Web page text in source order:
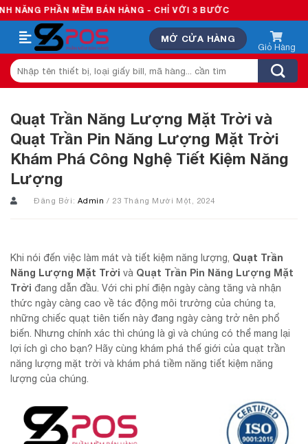
Skip
to
content
MỀM BÁN HÀNG - CHỈ VỚI 3 BƯỚC
MỞ CỬA HÀNG
Tìm
kiếm:
Quạt Trần Năng Lượng Mặt Trời và
Quạt Trần Pin Năng Lượng Mặt Trời
Khám Phá Công Nghệ Tiết Kiệm Năng
Lượng
Đăng Bởi: Admin/ 23 Tháng Mười Một, 2024
Khi nói đến việc làm mát và tiết kiệm năng lượng, Quạt Trần
Năng Lượng Mặt Trời và Quạt Trần Pin Năng Lượng Mặt
Trời đang dẫn đầu. Với chi phí điện ngày càng tăng và nhận
thức ngày càng cao về tác động môi trường của chúng ta,
những chiếc quạt tiên tiến này đang ngày càng trở nên phổ
biến. Nhưng chính xác thì chúng là gì và chúng có thể mang lại
lợi ích gì cho bạn? Hãy cùng khám phá thế giới của quạt trần
năng lượng mặt trời và khám phá tiềm năng tiết kiệm năng
lượng của chúng.